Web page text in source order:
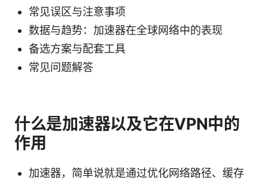
常见误区与注意事项
数据与趋势：加速器在全球网络中的表现
备选方案与配套工具
常见问题解答
什么是加速器以及它在VPN中的
作用
加速器，简单说就是通过优化网络路径、缓存